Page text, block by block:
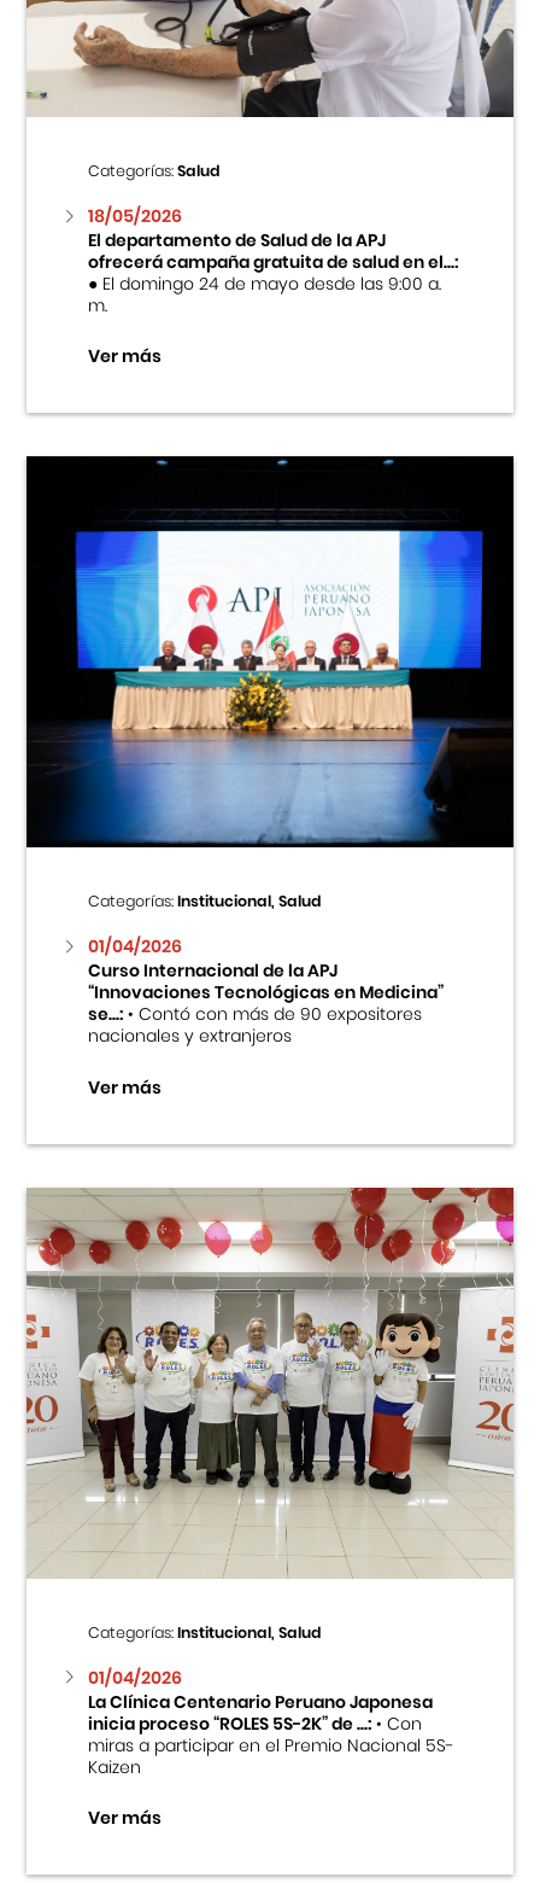
Centro Cultural Peruano Japonés
Museo de la Inmigración Japonesa
Fondo Editorial
Teatro Peruano Japonés
Categorías:Salud
18/05/2026
El departamento de Salud de la APJ
ofrecerá campaña gratuita de salud en el...:
● El domingo 24 de mayo desde las 9:00 a.
m.
Ver más
Categorías:Institucional, Salud
01/04/2026
Curso Internacional de la APJ
“Innovaciones Tecnológicas en Medicina”
se...:• Contó con más de 90 expositores
nacionales y extranjeros
Ver más
Categorías:Institucional, Salud
01/04/2026
La Clínica Centenario Peruano Japonesa
inicia proceso “ROLES 5S-2K” de ...:• Con
miras a participar en el Premio Nacional 5S-
Kaizen
Ver más